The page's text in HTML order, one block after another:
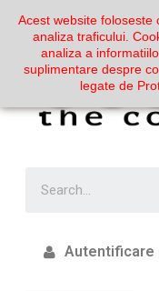
Acest website
analiza traficului.
analiza a
suplimentare despre
legate de
Autentificare